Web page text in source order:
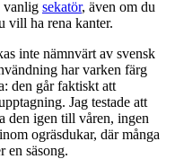
vanlig sekatör, även om du
vill ha rena kanter.
inte nämnvärt av svensk
har varken färg
den går faktiskt att
Jag testade att
den igen till våren, ingen
ogräsdukar, där många
en säsong.